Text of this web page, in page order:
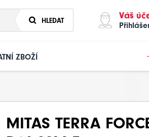
HLEDAT Váš
ZBOŽÍ
MITAS TERRA